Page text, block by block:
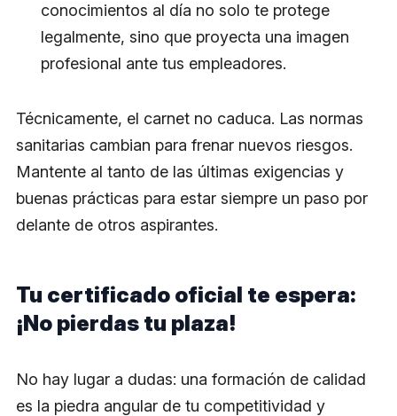
conocimientos al día no solo te protege
legalmente, sino que proyecta una imagen
profesional ante tus empleadores.
Técnicamente, el carnet no caduca. Las normas
sanitarias cambian para frenar nuevos riesgos.
Mantente al tanto de las últimas exigencias y
buenas prácticas para estar siempre un paso por
delante de otros aspirantes.
Tu certificado oficial te espera:
¡No pierdas tu plaza!
No hay lugar a dudas: una formación de calidad
es la piedra angular de tu competitividad y